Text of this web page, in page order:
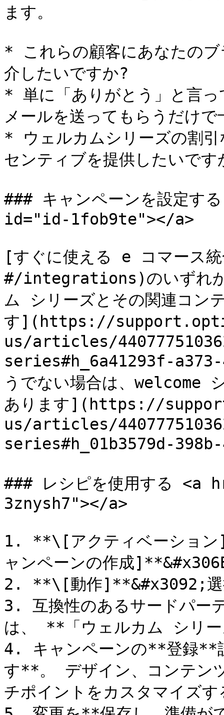
ます。
* これらの顧客にあなたの
介したいですか?
* 単に「ありがとう」と言っ
メールを送ってもらうだけ
* ウェルカムシリーズの割引
センティブを提供したいです
### キャンペーンを設定
id="id-1fob9te"></a>
[すぐに使える e コマー
#/integrations)のいずれか
ム シリーズとその関連コン
す](https://
us/articles/
series#h_6a41293f-
うでない場合は、welcome
あります](https://
us/articles/
series#h_01b3579d-
### レシピを使用する
3znysh7"></a>
1. **\[アクティベーショ
ャンペーンの作成
2. **\[動作]**&#x3092;選
3. 互換性のあるサードパー
は、 **「ウェルカム シリ
4. キャンペーンの**登録**
す**。 デザイン、コンテン
チポイントをカスタマイズ